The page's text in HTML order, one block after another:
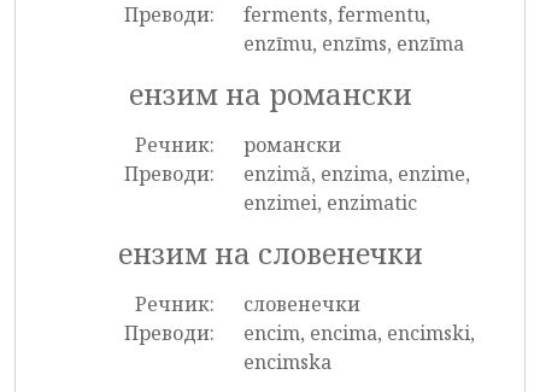
Преводи:
ferments, fermentu,
enzīmu, enzīms, enzīma
ензим на романски
Речник:
романски
Преводи:
enzimă, enzima, enzime,
enzimei, enzimatic
ензим на словенечки
Речник:
словенечки
Преводи:
encim, encima, encimski,
encimska